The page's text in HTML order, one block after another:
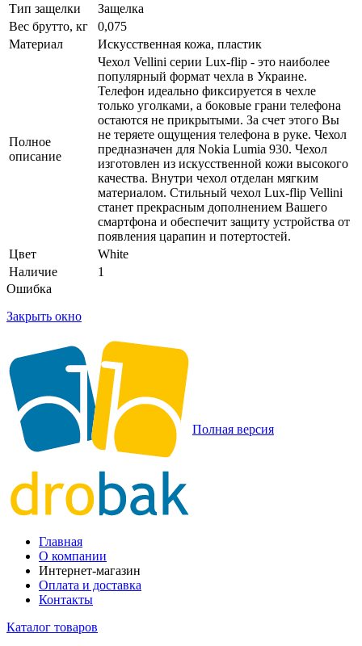
Тип защелки
Защелка
Вес брутто, кг
0,075
Материал
Искусственная кожа, пластик
Полное
описание
Чехол Vellini серии Lux-flip - это наиболее
популярный формат чехла в Украине.
Телефон идеально фиксируется в чехле
только уголками, а боковые грани телефона
остаются не прикрытыми. За счет этого Вы
не теряете ощущения телефона в руке. Чехол
предназначен для Nokia Lumia 930. Чехол
изготовлен из искусственной кожи высокого
качества. Внутри чехол отделан мягким
материалом. Стильный чехол Lux-flip Vellini
станет прекрасным дополнением Вашего
смартфона и обеспечит защиту устройства от
появления царапин и потертостей.
Цвет
White
Наличие
1
Ошибка
Закрыть окно
Полная версия
Главная
О компании
Интернет-магазин
Оплата и доставка
Контакты
Каталог товаров